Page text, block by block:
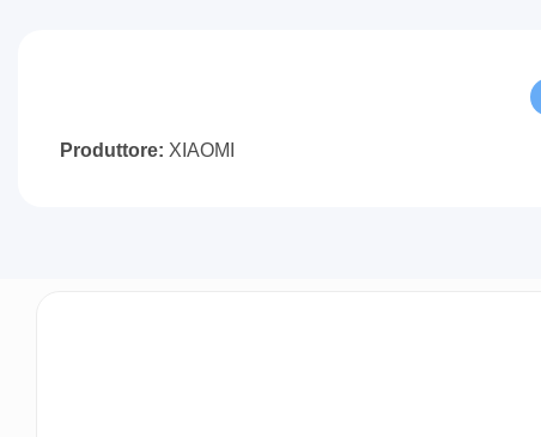
Produttore: XIAOMI